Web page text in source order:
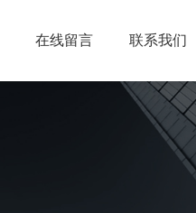
在线留言 联系我们